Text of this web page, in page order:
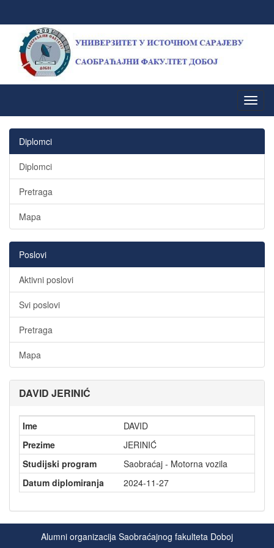
Diplomci
Diplomci
Pretraga
Mapa
Poslovi
Aktivni poslovi
Svi poslovi
Pretraga
Mapa
DAVID JERINIĆ
Ime
DAVID
Prezime
JERINIĆ
Studijski program
Saobraćaj - Motorna vozila
Datum diplomiranja
2024-11-27
Alumni organizacija Saobraćajnog fakulteta Doboj